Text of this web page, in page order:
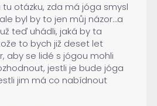
otázku, zda má jóga smysl
byl by to jen můj názor…a
teď uhádli, jaká by ta
to bych již deset let
aby se lidé s jógou mohli
jestli je bude jóga
jim má co nabídnout